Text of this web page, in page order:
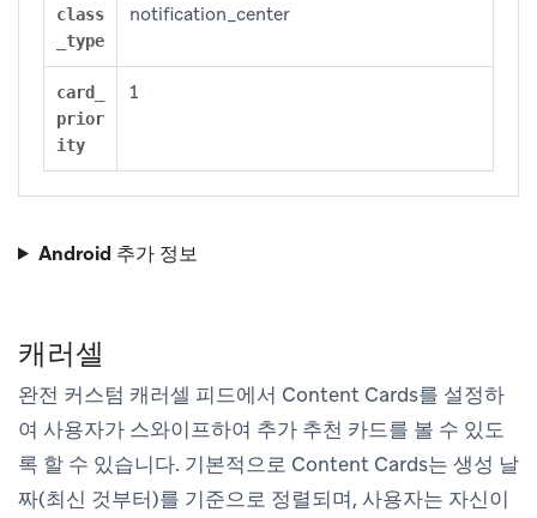
class
_type
notification_center
card_
prior
ity
1
Android 추가 정보
캐러셀
완전 커스텀 캐러셀 피드에서 Content Cards를 설정하
여 사용자가 스와이프하여 추가 추천 카드를 볼 수 있도
록 할 수 있습니다. 기본적으로 Content Cards는 생성 날
짜(최신 것부터)를 기준으로 정렬되며, 사용자는 자신이